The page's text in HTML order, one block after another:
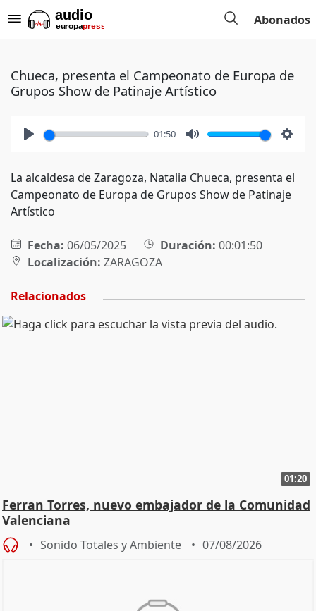
Abonados
Chueca, presenta el Campeonato de Europa de
Grupos Show de Patinaje Artístico
01:50
La alcaldesa de Zaragoza, Natalia Chueca, presenta el
Campeonato de Europa de Grupos Show de Patinaje
Artístico
Fecha: 06/05/2025 Duración: 00:01:50
Localización: ZARAGOZA
Relacionados
01:20
Ferran Torres, nuevo embajador de la Comunidad
Valenciana
Sonido Totales y Ambiente 07/08/2026